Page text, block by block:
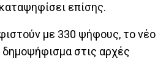
επίσης.
με 330 ψήφους, το νέο
στις αρχές